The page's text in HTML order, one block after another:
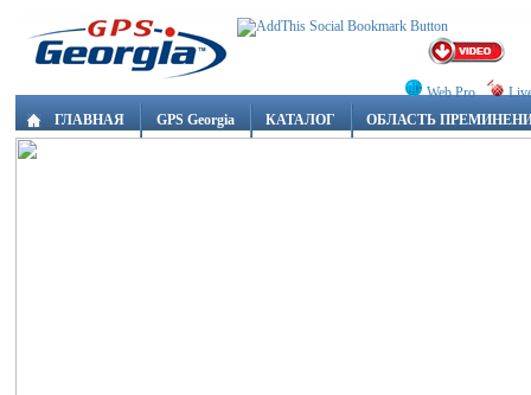
Web Pro
ГЛАВНАЯ
GPS Georgia КАТАЛОГ ОБЛАСТЬ